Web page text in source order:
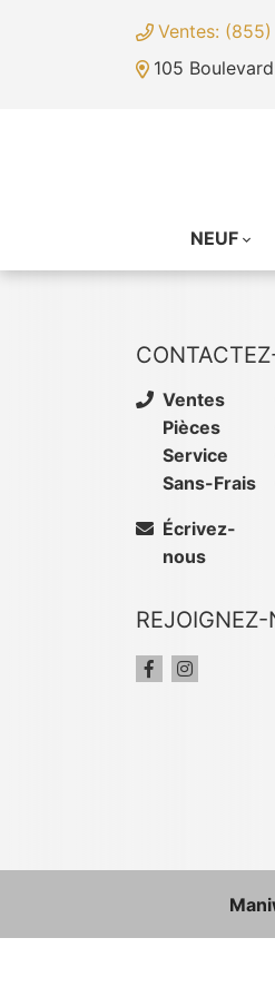
Ventes:
105
NEUF
Ventes
Pièces
Service
Sans-Frais
Écrivez-
nous